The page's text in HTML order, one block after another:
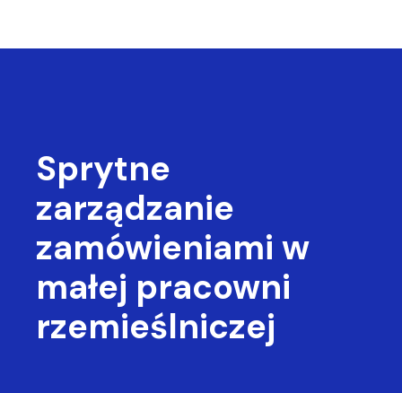
Sprytne
zarządzanie
zamówieniami w
małej pracowni
rzemieślniczej